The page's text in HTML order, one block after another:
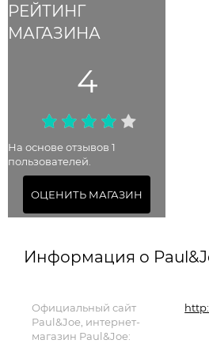
РЕЙТИНГ
МАГАЗИНА
4
На основе отзывов 1
пользователей.
ОЦЕНИТЬ МАГАЗИН
Информация о
Официальный сайт
Paul&Joe, интернет-
магазин Paul&Joe: